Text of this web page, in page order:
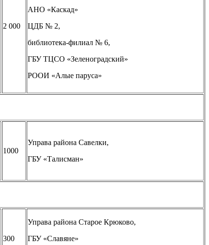
2 000
АНО «Каскад»
ЦДБ № 2,
библиотека-филиал № 6,
ГБУ ТЦСО «Зеленоградский»
РООИ «Алые паруса»
1000
Управа района Савелки,
ГБУ «Талисман»
300
Управа района Старое Крюково,
ГБУ «Славяне»